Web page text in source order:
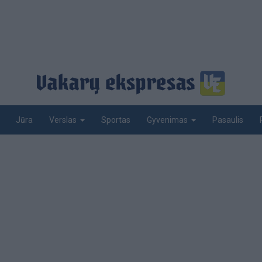
Jūra Verslas Sportas Gyvenimas Pasaulis